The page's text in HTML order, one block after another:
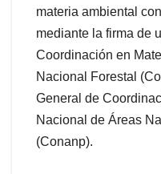
materia ambiental
mediante la firma de
Coordinación en
Nacional Forestal
General de
Nacional de Áreas
(Conanp).